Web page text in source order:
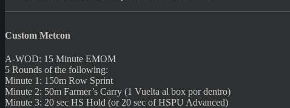
Custom Metcon
A-WOD: 15 Minute EMOM
5 Rounds of the following:
Minute 1: 150m Row Sprint
Minute 2: 50m Farmer’s Carry (1 Vuelta al box por dentro)
Minute 3: 20 sec HS Hold (or 20 sec of HSPU Advanced)